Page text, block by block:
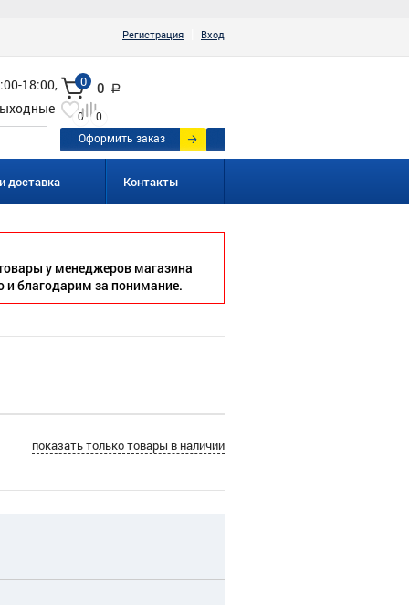
Регистрация Вход
18:00,
0 0 a
0
0
Оформить заказ
доставка Контакты
у менеджеров магазина
и благодарим за понимание.
показать только товары в наличии